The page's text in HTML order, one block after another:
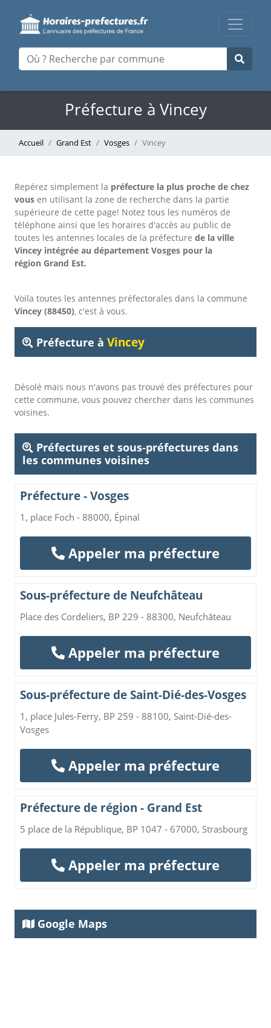
Préfecture à Vincey
Accueil Grand Est Vosges Vincey
Repérez simplement la préfecture la plus proche de chez
vous en utilisant la zone de recherche dans la partie
supérieure de cette page! Notez tous les numéros de
téléphone ainsi que les horaires d'accès au public de
toutes les antennes locales de la préfecture de la ville
Vincey intégrée au département Vosges pour la
région Grand Est.
Voila toutes les antennes préfectorales dans la commune
Vincey (88450), c'est à vous.
Préfecture à Vincey
Désolé mais nous n'avons pas trouvé des préfectures pour
cette commune, vous pouvez chercher dans les communes
voisines.
Préfectures et sous-préfectures dans
les communes voisines
Préfecture - Vosges
1, place Foch - 88000, Épinal
Appeler ma préfecture
Sous-préfecture de Neufchâteau
Place des Cordeliers, BP 229 - 88300, Neufchâteau
Appeler ma préfecture
Sous-préfecture de Saint-Dié-des-Vosges
1, place Jules-Ferry, BP 259 - 88100, Saint-Dié-des-
Vosges
Appeler ma préfecture
Préfecture de région - Grand Est
5 place de la République, BP 1047 - 67000, Strasbourg
Appeler ma préfecture
Google Maps